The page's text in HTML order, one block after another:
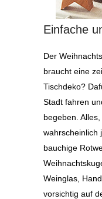
Einfache
Der
braucht eine
Tischdeko?
Stadt fahren
begeben.
wahrscheinlich
bauchige
Weinglas,
vorsichtig auf